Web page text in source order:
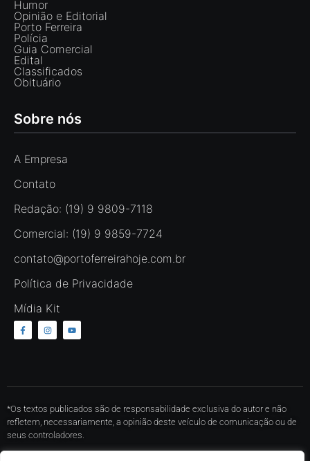
Humor
Opinião e Editorial
Porto Ferreira
Polícia
Guia Comercial
Edital
Classificados
Obituário
Sobre nós
A Empresa
Contato
Redação: (19) 9 9809-7118
Comercial: (19) 9 9859-7724
contato@portoferreirahoje.com.br
Política de Privacidade
Mídia Kit
*Os textos publicados são de responsabilidade exclusiva do autor e não
refletem, necessariamente, a opinião deste veículo de comunicação ou de
seus controladores.